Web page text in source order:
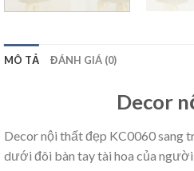
MÔ TẢ ĐÁNH GIÁ (0)
Decor
Decor nội thất đẹp KC0060 sang
dưới đôi bàn tay tài hoa của người